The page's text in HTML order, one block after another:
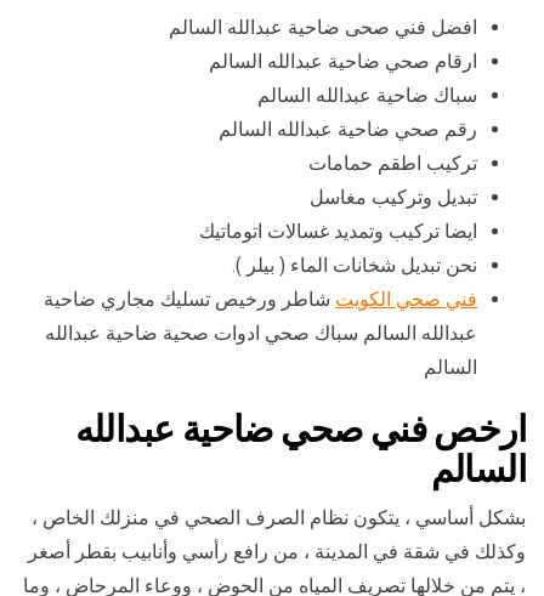
افضل فني صحى ضاحية عبدالله السالم
ارقام صحي ضاحية عبدالله السالم
سباك ضاحية عبدالله السالم
رقم صحي ضاحية عبدالله السالم
تركيب اطقم حمامات
تبديل وتركيب مغاسل
ايضا تركيب وتمديد غسالات اتوماتيك
نحن تبديل شخانات الماء ( بيلر ).
فني صحي الكويت شاطر ورخيص تسليك مجاري ضاحية
عبدالله السالم سباك صحي ادوات صحية ضاحية عبدالله
السالم
ارخص فني صحي ضاحية عبدالله
السالم
بشكل أساسي ، يتكون نظام الصرف الصحي في منزلك الخاص ،
وكذلك في شقة في المدينة ، من رافع رأسي وأنابيب بقطر أصغر
، يتم من خلالها تصريف المياه من الحوض ، ووعاء المرحاض ، وما